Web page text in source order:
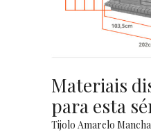
Materiais
para esta
Tijolo Amarelo